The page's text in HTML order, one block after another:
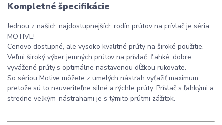
Kompletné špecifikácie
Jednou z našich najdostupnejších rodín prútov na prívlač je séria
MOTIVE!
Cenovo dostupné, ale vysoko kvalitné prúty na široké použitie.
Veľmi široký výber jemných prútov na prívlač. Ľahké, dobre
vyvážené prúty s optimálne nastavenou dĺžkou rukoväte.
So sériou Motive môžete z umelých nástrah vyťažiť maximum,
pretože sú to neuveriteľne silné a rýchle prúty. Prívlač s ľahkými a
stredne veľkými nástrahami je s týmito prútmi zážitok.